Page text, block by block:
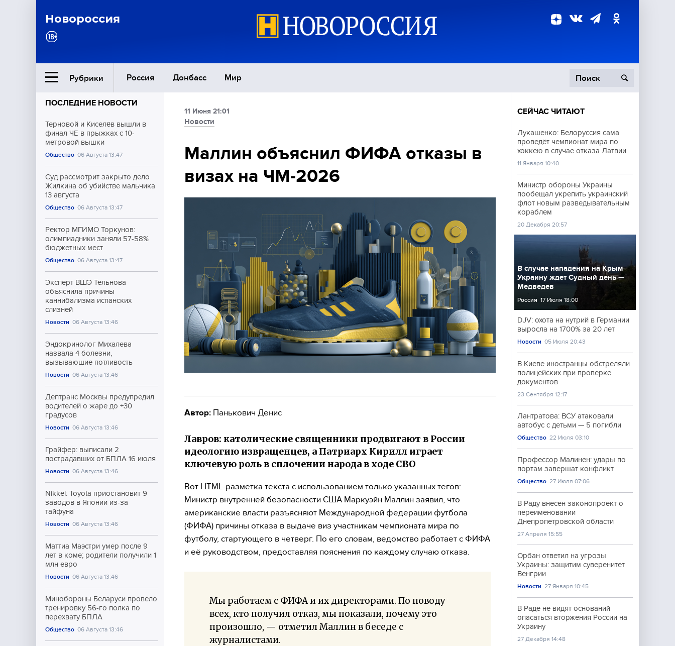
Новороссия
Рубрики Россия Донбасс Мир
Ближний Восток
Общество
Экономика
Происшествия
Культура
Спорт
ПОСЛЕДНИЕ НОВОСТИ
Терновой и Киселёв вышли в
финал ЧЕ в прыжках с 10-
метровой вышки
Общество 06 Августа 13:47
Суд рассмотрит закрыто дело
Жилкина об убийстве мальчика
13 августа
Общество 06 Августа 13:47
Ректор МГИМО Торкунов:
олимпиадники заняли 57-58%
бюджетных мест
Общество 06 Августа 13:47
Эксперт ВШЭ Тельнова
объяснила причины
каннибализма испанских
слизней
Новости 06 Августа 13:46
Эндокринолог Михалева
назвала 4 болезни,
вызывающие потливость
Новости 06 Августа 13:46
Дептранс Москвы предупредил
водителей о жаре до +30
градусов
Новости 06 Августа 13:46
Грайфер: выписали 2
пострадавших от БПЛА 16 июля
Новости 06 Августа 13:46
Nikkei: Toyota приостановит 9
заводов в Японии из-за
тайфуна
Новости 06 Августа 13:46
Маттиа Маэстри умер после 9
лет в коме; родители получили 1
млн евро
Новости 06 Августа 13:46
Минобороны Беларуси провело
тренировку 56-го полка по
перехвату БПЛА
Общество 06 Августа 13:46
11 Июня 21:01
Новости
Маллин объяснил ФИФА отказы в
визах на ЧМ-2026
Автор: Панькович Денис
Лавров: католические священники продвигают в России
идеологию извращенцев, а Патриарх Кирилл играет
ключевую роль в сплочении народа в ходе СВО
Вот HTML-разметка текста с использованием только указанных тегов:
Министр внутренней безопасности США Маркуэйн Маллин заявил, что
американские власти разъясняют Международной федерации футбола
(ФИФА) причины отказа в выдаче виз участникам чемпионата мира по
футболу, стартующего в четверг. По его словам, ведомство работает с ФИФА
и её руководством, предоставляя пояснения по каждому случаю отказа.
Мы работаем с ФИФА и их директорами. По поводу
всех, кто получил отказ, мы показали, почему это
произошло, — отметил Маллин в беседе с
журналистами.
СЕЙЧАС ЧИТАЮТ
Лукашенко: Белоруссия сама
проведёт чемпионат мира по
хоккею в случае отказа Латвии
11 Января 10:40
Министр обороны Украины
пообещал укрепить украинский
флот новым разведывательным
кораблем
20 Декабря 20:57
В случае нападения на Крым
Украину ждет Судный день —
Медведев
Россия 17 Июля 18:00
DJV: охота на нутрий в Германии
выросла на 1700% за 20 лет
Новости 05 Июля 20:43
В Киеве иностранцы обстреляли
полицейских при проверке
документов
23 Сентября 12:17
Лантратова: ВСУ атаковали
автобус с детьми — 5 погибли
Общество 22 Июля 03:10
Профессор Малинен: удары по
портам завершат конфликт
Общество 27 Июля 07:06
В Раду внесен законопроект о
переименовании
Днепропетровской области
27 Апреля 15:55
Орбан ответил на угрозы
Украины: защитим суверенитет
Венгрии
Новости 27 Января 10:45
В Раде не видят оснований
опасаться вторжения России на
Украину
27 Декабря 14:48